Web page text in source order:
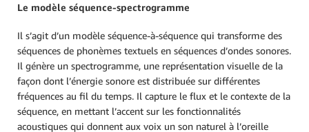
Le modèle séquence-spectrogramme
Il s’agit d’un modèle séquence-à-séquence qui transforme des
séquences de phonèmes textuels en séquences d’ondes sonores.
Il génère un spectrogramme, une représentation visuelle de la
façon dont l’énergie sonore est distribuée sur différentes
fréquences au fil du temps. Il capture le flux et le contexte de la
séquence, en mettant l’accent sur les fonctionnalités
acoustiques qui donnent aux voix un son naturel à l’oreille